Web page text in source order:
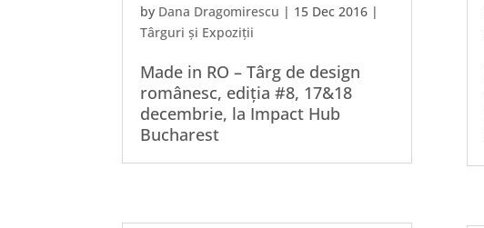
by Dana Dragomirescu | 15 Dec 2016 |
Târguri și Expoziții
Made in RO – Târg de design
românesc, ediția #8, 17&18
decembrie, la Impact Hub
Bucharest